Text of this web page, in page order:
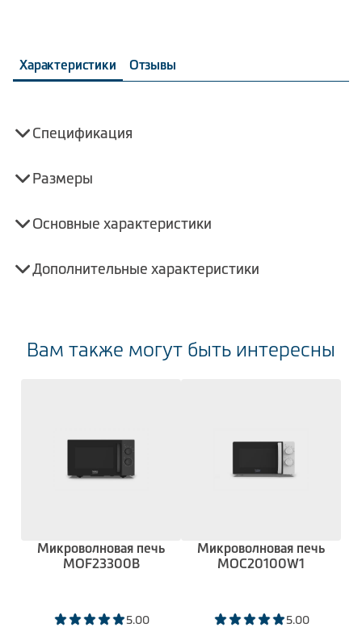
Характеристики Отзывы
Спецификация
Размеры
Основные характеристики
Дополнительные характеристики
Вам также могут быть интересны
Микроволновая печь
MOF23300B
5.00
Микроволновая печь
MOC20100W1
5.00